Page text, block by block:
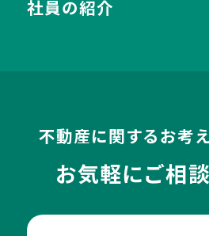
社員の紹介
不動産に関するお考
お気軽にご相